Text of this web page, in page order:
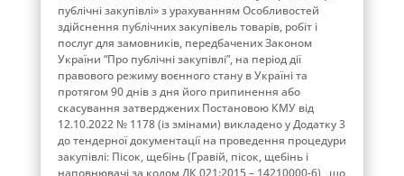
публічні закупівлі» з урахуванням Особливостей
здійснення публічних закупівель товарів, робіт і
послуг для замовників, передбачених Законом
України “Про публічні закупівлі”, на період дії
правового режиму воєнного стану в Україні та
протягом 90 днів з дня його припинення або
скасування затверджених Постановою КМУ від
12.10.2022 № 1178 (із змінами) викладено у Додатку 3
до тендерної документації на проведення процедури
закупівлі: Пісок, щебінь (Гравій, пісок, щебінь і
наповнювачі за кодом ДК 021:2015 – 14210000-6) , що